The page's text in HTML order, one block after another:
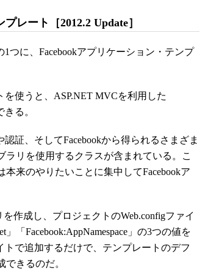
レート［2012.2 Update］
つに、Facebookアプリケーション・テンプ
使うと、ASP.NET MVCを利用した
る。
証、そしてFacebookから得られるさまざま
リを使用するクラスが含まれている。こ
来のやりたいことに集中してFacebookア
作成し、プロジェクトのWeb.configファイ
」「Facebook:AppNamespace」の3つの値を
トで追加するだけで、テンプレートのデフ
きるのだ。